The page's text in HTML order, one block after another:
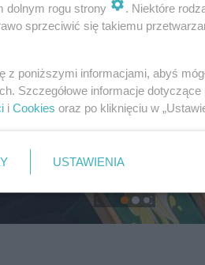
dolnym rogu strony
. Niektóre
sprzeciwić się takiemu
z poniższymi informacjami, abyś
Szczegółowe informacje
i Cookies oraz po kliknięciu w
USTAWIENIA